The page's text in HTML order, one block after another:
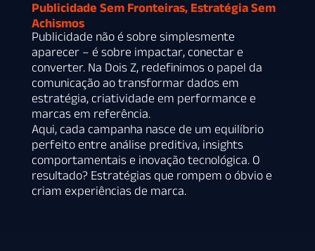
Publicidade Sem Fronteiras, Estratégia Sem
Achismos
Publicidade não é sobre simplesmente
aparecer – é sobre impactar, conectar e
converter. Na Dois Z, redefinimos o papel da
comunicação ao transformar dados em
estratégia, criatividade em performance e
marcas em referência.
Aqui, cada campanha nasce de um equilíbrio
perfeito entre análise preditiva, insights
comportamentais e inovação tecnológica. O
resultado? Estratégias que rompem o óbvio e
criam experiências de marca.